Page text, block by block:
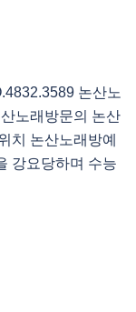
논산노
노래방문의 논산
치 논산노래방예
강요당하며 수능